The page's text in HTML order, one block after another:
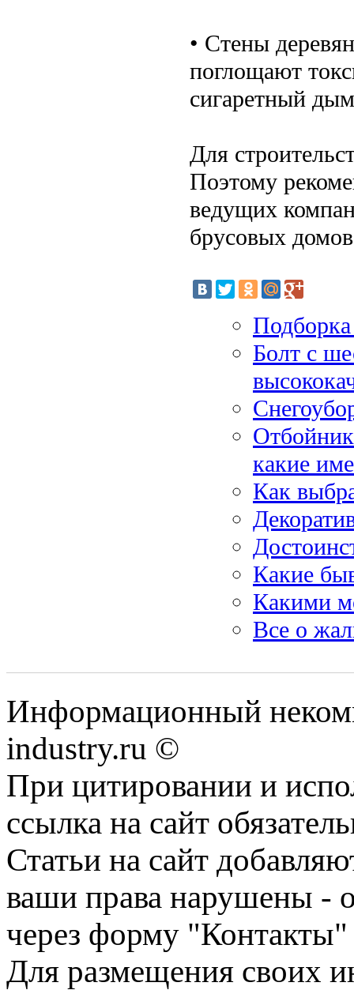
• Стены
поглощают
сигаретный
Для
Поэтому
ведущих
брусовых
Болт с
какие
Как
Какие
Какими
Все о
Информационный
industry.ru ©
При цитировании и
ссылка на сайт
Статьи на сайт
ваши права нарушены -
через форму "Контакты"
Для размещения своих